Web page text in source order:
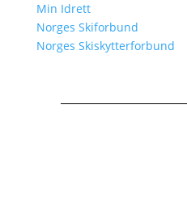
Min Idrett
Norges Skiforbund
Norges Skiskytterforbund